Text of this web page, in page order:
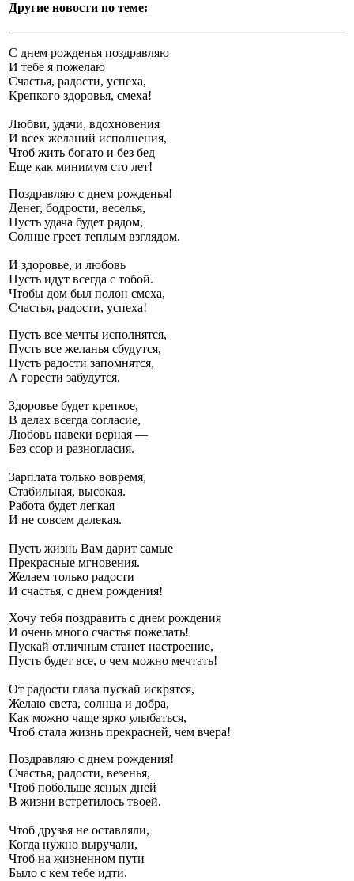
Другие новости по теме:
С днем рожденья поздравляю
И тебе я пожелаю
Счастья, радости, успеха,
Крепкого здоровья, смеха!
Любви, удачи, вдохновения
И всех желаний исполнения,
Чтоб жить богато и без бед
Еще как минимум сто лет!
Поздравляю с днем рожденья!
Денег, бодрости, веселья,
Пусть удача будет рядом,
Солнце греет теплым взглядом.
И здоровье, и любовь
Пусть идут всегда с тобой.
Чтобы дом был полон смеха,
Счастья, радости, успеха!
Пусть все мечты исполнятся,
Пусть все желанья сбудутся,
Пусть радости запомнятся,
А горести забудутся.
Здоровье будет крепкое,
В делах всегда согласие,
Любовь навеки верная —
Без ссор и разногласия.
Зарплата только вовремя,
Стабильная, высокая.
Работа будет легкая
И не совсем далекая.
Пусть жизнь Вам дарит самые
Прекрасные мгновения.
Желаем только радости
И счастья, с днем рождения!
Хочу тебя поздравить с днем рождения
И очень много счастья пожелать!
Пускай отличным станет настроение,
Пусть будет все, о чем можно мечтать!
От радости глаза пускай искрятся,
Желаю света, солнца и добра,
Как можно чаще ярко улыбаться,
Чтоб стала жизнь прекрасней, чем вчера!
Поздравляю с днем рождения!
Счастья, радости, везенья,
Чтоб побольше ясных дней
В жизни встретилось твоей.
Чтоб друзья не оставляли,
Когда нужно выручали,
Чтоб на жизненном пути
Было с кем тебе идти.